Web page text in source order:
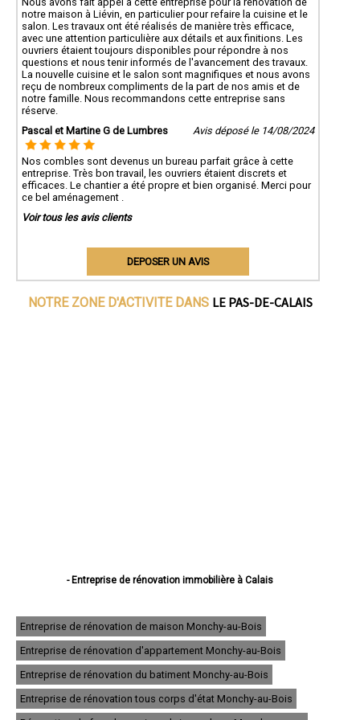
notre maison à Liévin, en particulier pour refaire la cuisine et le
salon. Les travaux ont été réalisés de manière très efficace,
avec une attention particulière aux détails et aux finitions. Les
ouvriers étaient toujours disponibles pour répondre à nos
questions et nous tenir informés de l'avancement des travaux.
La nouvelle cuisine et le salon sont magnifiques et nous avons
reçu de nombreux compliments de la part de nos amis et de
notre famille. Nous recommandons cette entreprise sans
réserve.
Pascal et Martine G de Lumbres
Avis déposé le 14/08/2024
Nos combles sont devenus un bureau parfait grâce à cette
entreprise. Très bon travail, les ouvriers étaient discrets et
efficaces. Le chantier a été propre et bien organisé. Merci pour
ce bel aménagement .
Voir tous les avis clients
DEPOSER UN AVIS
NOTRE ZONE D'ACTIVITE DANS LE PAS-DE-CALAIS
- Entreprise de rénovation immobilière à Calais
- Entreprise de rénovation immobilière à Lens
- Entreprise de rénovation immobilière à Liévin
- Entreprise de rénovation immobilière à Béthune
- Entreprise de rénovation immobilière à Hénin-Beaumont
- Entreprise de rénovation immobilière à Bruay-la-Buissière
- Entreprise de rénovation immobilière à Avion
- Entreprise de rénovation immobilière à Carvin
Entreprise de rénovation de maison Monchy-au-Bois
Entreprise de rénovation d'appartement Monchy-au-Bois
Entreprise de rénovation du batiment Monchy-au-Bois
Entreprise de rénovation tous corps d'état Monchy-au-Bois